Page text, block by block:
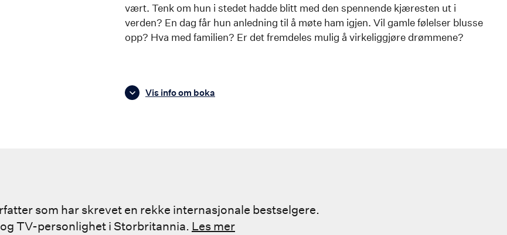
vært. Tenk om hun i stedet hadde blitt med den spennende kjæresten ut i
verden? En dag får hun anledning til å møte ham igjen. Vil gamle følelser blusse
opp? Hva med familien? Er det fremdeles mulig å virkeliggjøre drømmene?
Vis info om boka
som har skrevet en rekke internasjonale bestselgere.
TV-personlighet i Storbritannia. Les mer